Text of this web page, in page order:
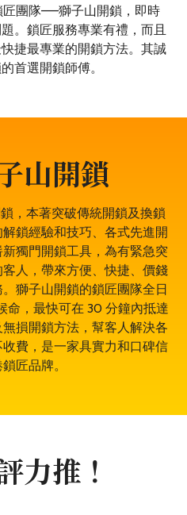
團隊——獅子山開鎖，即時
。鎖匠服務專業有禮，而且
捷最專業的開鎖方法。其誠
首選開鎖師傅。
山開鎖
，本著突破傳統開鎖及換鎖
鎖經驗和技巧、各式先進開
獨門開鎖工具，為有緊急突
人，帶來方便、快捷、價錢
獅子山開鎖的鎖匠團隊全日
命，最快可在 30 分鐘內抵達
損開鎖方法，幫客人解決各
費，是一家具實力和口碑信
匠品牌。
力推！